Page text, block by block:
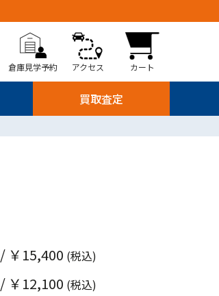
倉庫見学予約 アクセス カート
買取査定
/ ￥15,400 (税込)
/ ￥12,100 (税込)